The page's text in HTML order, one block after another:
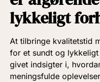
lykkeligt
At tilbringe kvalitetstid
for et sundt og
givet indsigter i,
meningsfulde